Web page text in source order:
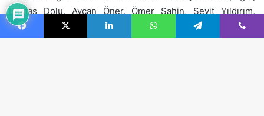
Facebook X LinkedIn WhatsApp Telegram Viber